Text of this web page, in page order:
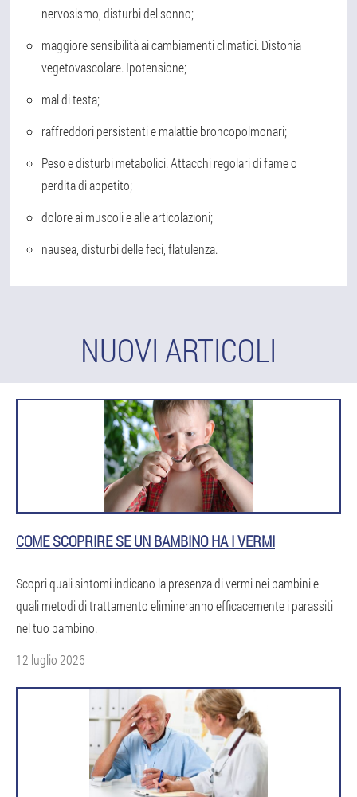
nervosismo, disturbi del sonno;
maggiore sensibilità ai cambiamenti climatici. Distonia
vegetovascolare. Ipotensione;
mal di testa;
raffreddori persistenti e malattie broncopolmonari;
Peso e disturbi metabolici. Attacchi regolari di fame o
perdita di appetito;
dolore ai muscoli e alle articolazioni;
nausea, disturbi delle feci, flatulenza.
NUOVI ARTICOLI
COME SCOPRIRE SE UN BAMBINO HA I VERMI
Scopri quali sintomi indicano la presenza di vermi nei bambini e
quali metodi di trattamento elimineranno efficacemente i parassiti
nel tuo bambino.
12 luglio 2026